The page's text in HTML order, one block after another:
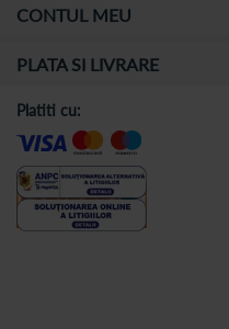
CONTUL MEU
PLATA SI LIVRARE
Platiti cu: